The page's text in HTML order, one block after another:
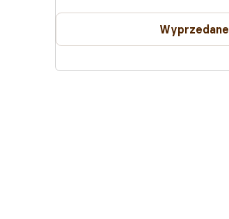
Wyprzedane